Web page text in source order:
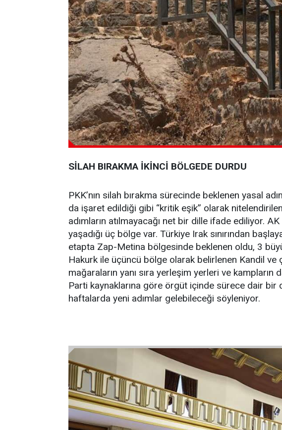
SİLAH BIRAKMA İKİNCİ BÖLGEDE DURDU
PKK’nın silah bırakma sürecinde beklenen yasal
da işaret edildiği gibi “kritik eşik” olarak
adımların atılmayacağı net bir dille ifade ediliyor.
yaşadığı üç bölge var. Türkiye Irak sınırından
etapta Zap-Metina bölgesinde beklenen oldu, 3
Hakurk ile üçüncü bölge olarak belirlenen Kandil
mağaraların yanı sıra yerleşim yerleri ve
Parti kaynaklarına göre örgüt içinde sürece dair bir
haftalarda yeni adımlar gelebileceği söyleniyor.